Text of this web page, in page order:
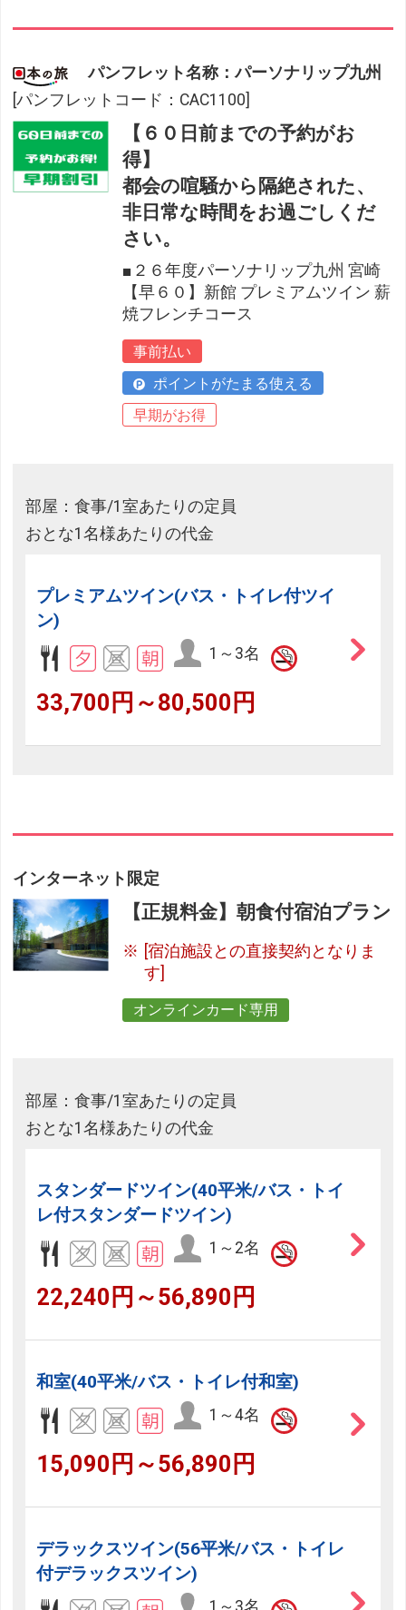
パンフレット名称：パーソナリップ九州
[パンフレットコード：CAC1100]
【６０日前までの予約がお
得】
都会の喧騒から隔絶された、
非日常な時間をお過ごしくだ
さい。
■２６年度パーソナリップ九州 宮崎
【早６０】新館 プレミアムツイン 薪
焼フレンチコース
事前払い
ポイントがたまる使える
早期がお得
部屋：食事/1室あたりの定員
おとな1名様あたりの代金
プレミアムツイン(バス・トイレ付ツイ
ン)
1～3名
33,700円～80,500円
インターネット限定
【正規料金】朝食付宿泊プラン
[宿泊施設との直接契約となりま
す]
オンラインカード専用
部屋：食事/1室あたりの定員
おとな1名様あたりの代金
スタンダードツイン(40平米/バス・トイ
レ付スタンダードツイン)
1～2名
22,240円～56,890円
和室(40平米/バス・トイレ付和室)
1～4名
15,090円～56,890円
デラックスツイン(56平米/バス・トイレ
付デラックスツイン)